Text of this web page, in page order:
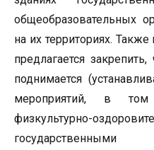
общеобразовательных
на их территориях.
предлагается
поднимается
мероприятий, в
физкультурно-